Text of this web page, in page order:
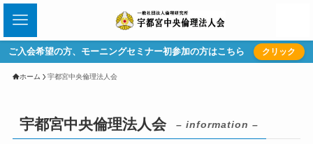
ご入会希望の方、モーニングセミナー初参加の方はこちら クリック
ホーム 宇都宮中央倫理法人会
宇都宮中央倫理法人会 – information –